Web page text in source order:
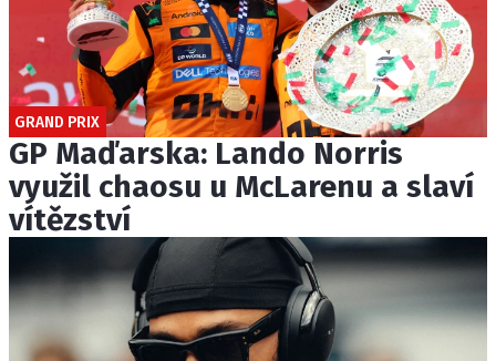
GRAND PRIX
GP Maďarska: Lando Norris
využil chaosu u McLarenu a slaví
vítězství